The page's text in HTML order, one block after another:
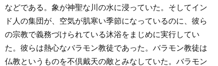
などである。象が神聖な川の水に浸っていた。そしてイン
ド人の集団が、空気が肌寒い季節になっているのに、彼ら
の宗教で義務づけられている沐浴をまじめに実行してい
た。彼らは熱心なバラモン教徒であった。バラモン教徒は
仏教というものを不倶戴天の敵とみなしていた。バラモン